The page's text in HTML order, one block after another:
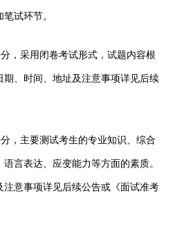
试环节。
，采用闭卷考试形式，试题内容根
、时间、地址及注意事项详见后续
，主要测试考生的专业知识、综合
言表达、应变能力等方面的素质。
意事项详见后续公告或《面试准考